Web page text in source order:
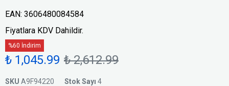
EAN: 3606480084584
Fiyatlara KDV Dahildir.
%60 İndirim
₺ 1,045.99 ₺ 2,612.99
SKU A9F94220 Stok Sayı 4